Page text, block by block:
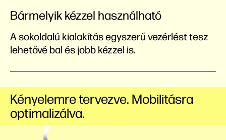
Bármelyik kézzel használható
A sokoldalú kialakítás egyszerű vezérlést tesz
lehetővé bal és jobb kézzel is.
Kényelemre tervezve. Mobilitásra
optimalizálva.